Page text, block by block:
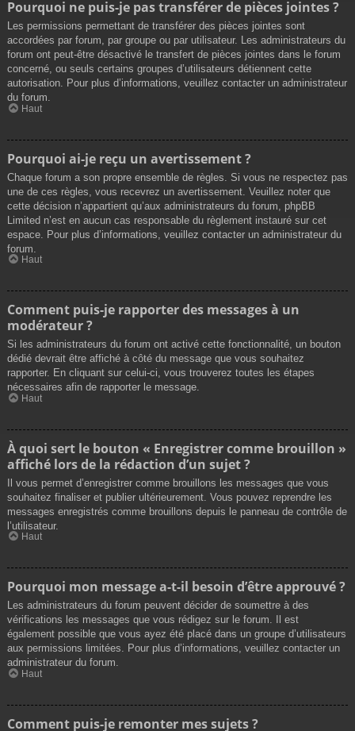
Pourquoi ne puis-je pas transférer de pièces jointes ?
Les permissions permettant de transférer des pièces jointes sont
accordées par forum, par groupe ou par utilisateur. Les administrateurs du
forum ont peut-être désactivé le transfert de pièces jointes dans le forum
concerné, ou seuls certains groupes d’utilisateurs détiennent cette
autorisation. Pour plus d’informations, veuillez contacter un administrateur
du forum.
Haut
Pourquoi ai-je reçu un avertissement ?
Chaque forum a son propre ensemble de règles. Si vous ne respectez pas
une de ces règles, vous recevrez un avertissement. Veuillez noter que
cette décision n’appartient qu’aux administrateurs du forum, phpBB
Limited n’est en aucun cas responsable du règlement instauré sur cet
espace. Pour plus d’informations, veuillez contacter un administrateur du
forum.
Haut
Comment puis-je rapporter des messages à un
modérateur ?
Si les administrateurs du forum ont activé cette fonctionnalité, un bouton
dédié devrait être affiché à côté du message que vous souhaitez
rapporter. En cliquant sur celui-ci, vous trouverez toutes les étapes
nécessaires afin de rapporter le message.
Haut
À quoi sert le bouton « Enregistrer comme brouillon »
affiché lors de la rédaction d’un sujet ?
Il vous permet d’enregistrer comme brouillons les messages que vous
souhaitez finaliser et publier ultérieurement. Vous pouvez reprendre les
messages enregistrés comme brouillons depuis le panneau de contrôle de
l’utilisateur.
Haut
Pourquoi mon message a-t-il besoin d’être approuvé ?
Les administrateurs du forum peuvent décider de soumettre à des
vérifications les messages que vous rédigez sur le forum. Il est
également possible que vous ayez été placé dans un groupe d’utilisateurs
aux permissions limitées. Pour plus d’informations, veuillez contacter un
administrateur du forum.
Haut
Comment puis-je remonter mes sujets ?